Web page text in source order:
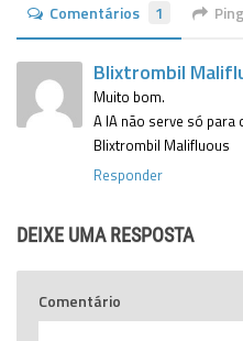
Comentários
1
Blixtrombil
Muito bom.
A IA não serve só
Blixtrombil Malifluous
Responder
DEIXE UMA RESPOSTA
Comentário